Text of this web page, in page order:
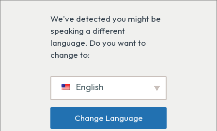
We've detected you might be
speaking a different
language. Do you want to
change to:
English
Change Language